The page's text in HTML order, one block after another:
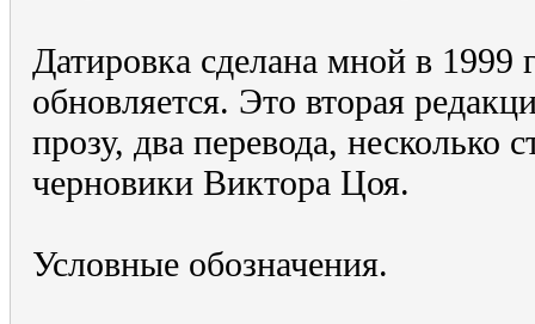
Датировка сделана мной в 1999
обновляется. Это вторая
прозу, два перевода, несколько
черновики Виктора Цоя.
Условные обозначения.